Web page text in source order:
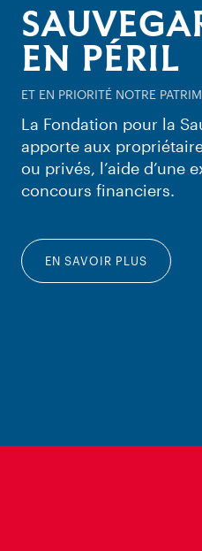
EN PÉRIL
ET EN PRIORITÉ NOTRE
La Fondation pour la
apporte aux
ou privés, l’aide d’une
concours financiers.
EN SAVOIR PLUS